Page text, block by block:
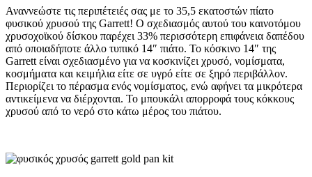
Αναννεώστε τις περιπέτειές σας με το 35,5 εκατοστών πίατο
φυσικού χρυσού της Garrett! Ο σχεδιασμός αυτού του καινοτόμου
χρυσοχοϊκού δίσκου παρέχει 33% περισσότερη επιφάνεια δαπέδου
από οποιαδήποτε άλλο τυπικό 14″ πιάτο. Το κόσκινο 14″ της
Garrett είναι σχεδιασμένο για να κοσκινίζει χρυσό, νομίσματα,
κοσμήματα και κειμήλια είτε σε υγρό είτε σε ξηρό περιβάλλον.
Περιορίζει το πέρασμα ενός νομίσματος, ενώ αφήνει τα μικρότερα
αντικείμενα να διέρχονται. Το μπουκάλι απορροφά τους κόκκους
χρυσού από το νερό στο κάτω μέρος του πιάτου.